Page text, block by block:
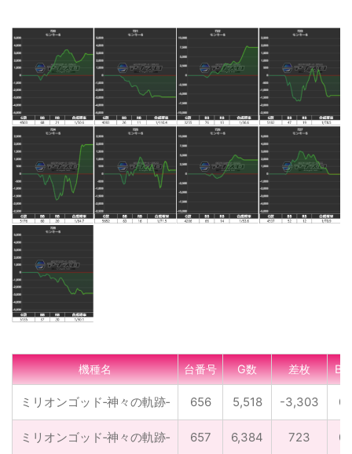
機種名 台番号 G数 差枚 BB
ミリオンゴッド‐神々の軌跡‐ 656 5,518 -3,303 0
ミリオンゴッド‐神々の軌跡‐ 657 6,384 723 0